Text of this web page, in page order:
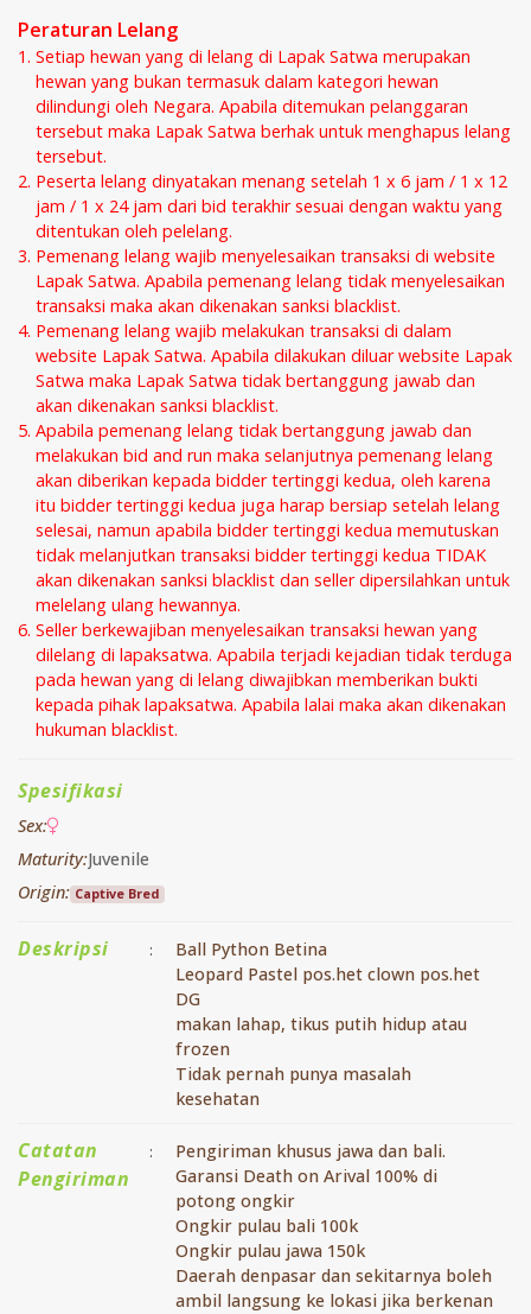
Peraturan Lelang
Setiap hewan yang di lelang di Lapak Satwa merupakan
hewan yang bukan termasuk dalam kategori hewan
dilindungi oleh Negara. Apabila ditemukan pelanggaran
tersebut maka Lapak Satwa berhak untuk menghapus lelang
tersebut.
Peserta lelang dinyatakan menang setelah 1 x 6 jam / 1 x 12
jam / 1 x 24 jam dari bid terakhir sesuai dengan waktu yang
ditentukan oleh pelelang.
Pemenang lelang wajib menyelesaikan transaksi di website
Lapak Satwa. Apabila pemenang lelang tidak menyelesaikan
transaksi maka akan dikenakan sanksi blacklist.
Pemenang lelang wajib melakukan transaksi di dalam
website Lapak Satwa. Apabila dilakukan diluar website Lapak
Satwa maka Lapak Satwa tidak bertanggung jawab dan
akan dikenakan sanksi blacklist.
Apabila pemenang lelang tidak bertanggung jawab dan
melakukan bid and run maka selanjutnya pemenang lelang
akan diberikan kepada bidder tertinggi kedua, oleh karena
itu bidder tertinggi kedua juga harap bersiap setelah lelang
selesai, namun apabila bidder tertinggi kedua memutuskan
tidak melanjutkan transaksi bidder tertinggi kedua TIDAK
akan dikenakan sanksi blacklist dan seller dipersilahkan untuk
melelang ulang hewannya.
Seller berkewajiban menyelesaikan transaksi hewan yang
dilelang di lapaksatwa. Apabila terjadi kejadian tidak terduga
pada hewan yang di lelang diwajibkan memberikan bukti
kepada pihak lapaksatwa. Apabila lalai maka akan dikenakan
hukuman blacklist.
Spesifikasi
Sex:
Maturity:Juvenile
Origin: Captive Bred
Deskripsi :
Ball Python Betina
Leopard Pastel pos.het clown pos.het
DG
makan lahap, tikus putih hidup atau
frozen
Tidak pernah punya masalah
kesehatan
Catatan
Pengiriman
:
Pengiriman khusus jawa dan bali.
Garansi Death on Arival 100% di
potong ongkir
Ongkir pulau bali 100k
Ongkir pulau jawa 150k
Daerah denpasar dan sekitarnya boleh
ambil langsung ke lokasi jika berkenan